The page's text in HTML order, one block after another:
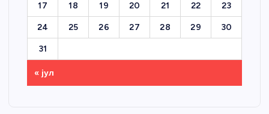
17 18 19 20 21 22 23
24 25 26 27 28 29 30
31
« јул